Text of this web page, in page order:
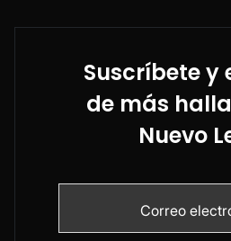
Suscríbete y
de más
Nuevo